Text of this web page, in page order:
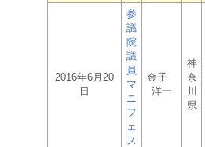
2016年6月20
日
参
議
院
議
員
マ
ニ
フ
ェ
ス
金子
洋一
神
奈
川
県